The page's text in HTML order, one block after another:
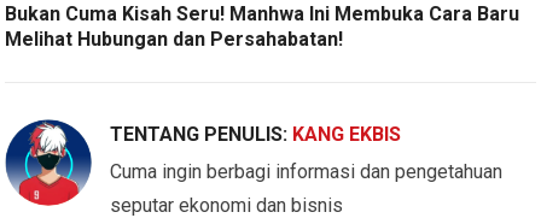
Bukan Cuma Kisah Seru! Manhwa Ini Membuka Cara Baru
Melihat Hubungan dan Persahabatan!
TENTANG PENULIS: KANG EKBIS
Cuma ingin berbagi informasi dan pengetahuan
seputar ekonomi dan bisnis